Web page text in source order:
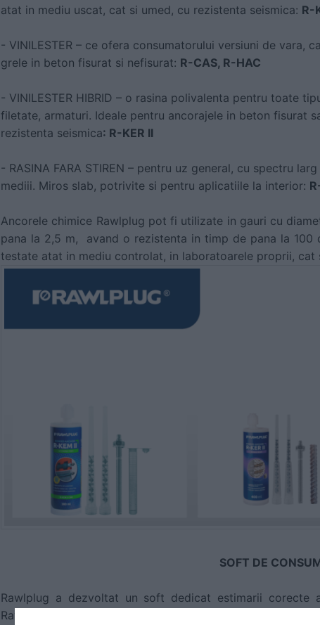
atat in mediu uscat, cat si umed, cu rezistenta seismica: R-
- VINILESTER – ce ofera consumatorului versiuni de vara,
grele in beton fisurat si nefisurat: R-CAS, R-HAC
- VINILESTER HIBRID – o rasina polivalenta pentru toate
filetate, armaturi. Ideale pentru ancorajele in beton fisurat
rezistenta seismica: R-KER II
- RASINA FARA STIREN – pentru uz general, cu spectru
mediii. Miros slab, potrivite si pentru aplicatiile la interior:
Ancorele chimice Rawlplug pot fi utilizate in gauri cu
pana la 2,5 m, avand o rezistenta in timp de pana la 100
testate atat in mediu controlat, in laboratoarele proprii,
SOFT DE
Rawlplug a dezvoltat un soft dedicat estimarii corecte
Rawlplug Volume Calculator. Un proiect reusit inseamnă